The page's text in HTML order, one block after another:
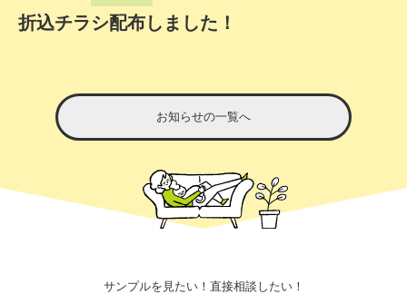
折込チラシ配布しました！
お知らせの一覧へ
サンプルを見たい！直接相談したい！